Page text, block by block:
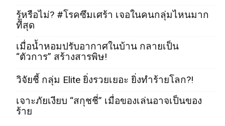
รู้หรือไม่? #โรคซึมเศร้า เจอในคนกลุ่มไหนมาก
ที่สุด
เมื่อน้ำหอมปรับอากาศในบ้าน กลายเป็น
“ตัวการ” สร้างสารพิษ!
วิจัยชี้ กลุ่ม Elite ยิ่งรวยเยอะ ยิ่งทำร้ายโลก?!
เจาะภัยเงียบ “สกุชชี่” เมื่อของเล่นอาจเป็นของ
ร้าย